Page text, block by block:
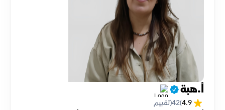
أ.هبة
4.9
(
42(تقييم